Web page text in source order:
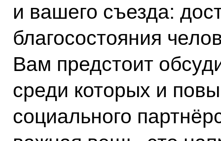
и вашего съезда:
благосостояния
Вам предстоит
среди которых и
социального